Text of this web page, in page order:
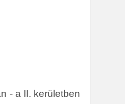
- a II. kerületben